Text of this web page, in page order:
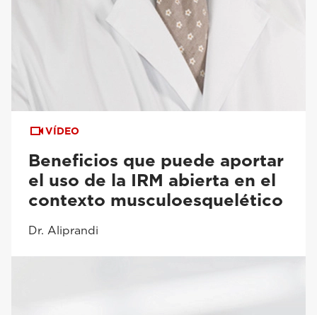
VÍDEO
Beneficios que puede aportar
el uso de la IRM abierta en el
contexto musculoesquelético
Dr. Aliprandi